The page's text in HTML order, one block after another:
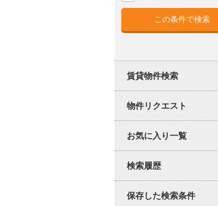
賃貸物件検索
物件リクエスト
お気に入り一覧
検索履歴
保存した検索条件